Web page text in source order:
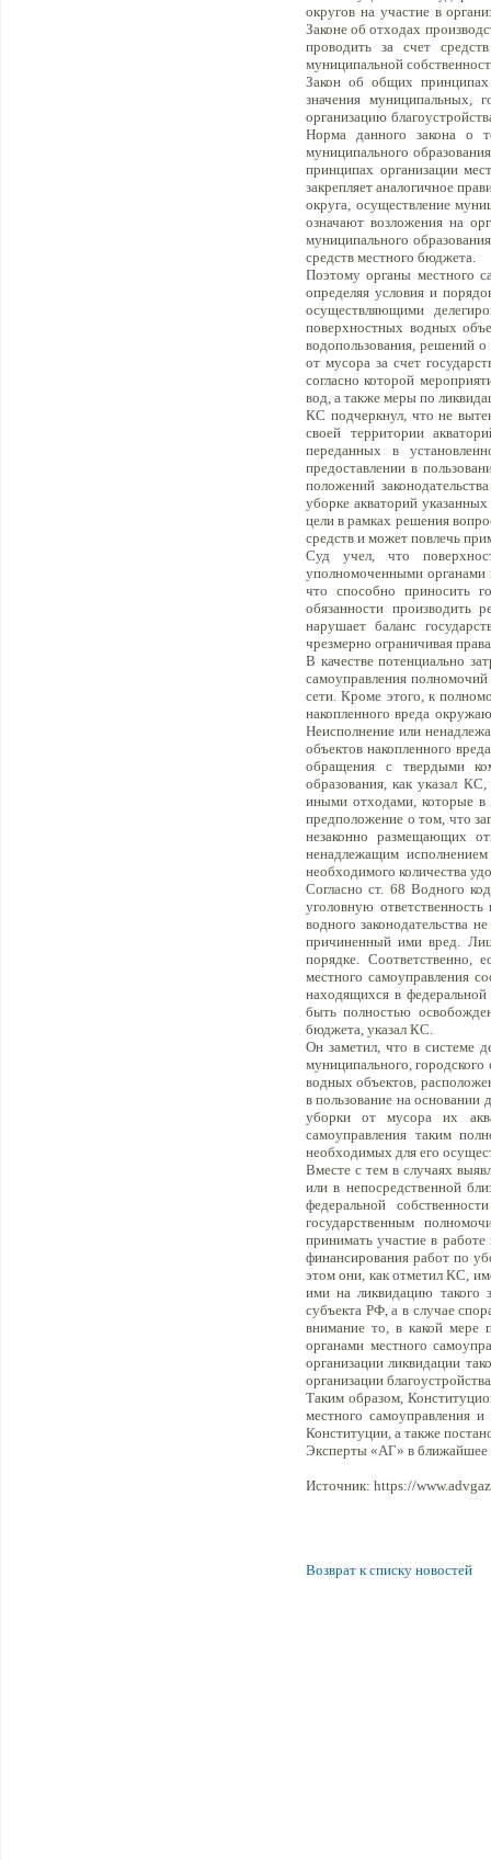
округов на участие в
Законе об отходах
проводить за счет
муниципальной
Закон об общих принципах
значения муниципальных,
организацию
Норма данного закона о
муниципального
принципах организации
закрепляет аналогичное
округа, осуществление
означают возложения на
муниципального
средств местного бюджета.
Поэтому органы местного
определяя условия и
осуществляющими
поверхностных водных
водопользования, решений о
от мусора за счет
согласно которой
вод, а также меры по
КС подчеркнул, что не
своей территории
переданных в
предоставлении в
положений
уборке акваторий
цели в рамках решения
средств и может повлечь
Суд учел, что
уполномоченными органами
что способно приносить
обязанности производить
нарушает баланс
чрезмерно ограничивая
В качестве потенциально
самоуправления
сети. Кроме этого, к
накопленного вреда
Неисполнение или
объектов накопленного
обращения с твердыми
образования, как указал
иными отходами, которые в
предположение о том, что
незаконно размещающих
ненадлежащим
необходимого количества
Согласно ст. 68 Водного
уголовную
водного законодательства
причиненный ими вред.
порядке. Соответственно,
местного самоуправления
находящихся в
быть полностью
бюджета, указал КС.
Он заметил, что в системе
муниципального,
водных объектов,
в пользование на основании
уборки от мусора их
самоуправления таким
необходимых для его
Вместе с тем в случаях
или в непосредственной
федеральной
государственным
принимать участие в
финансирования работ по
этом они, как отметил КС,
ими на ликвидацию такого
субъекта РФ, а в случае
внимание то, в какой мере
органами местного
организации ликвидации
организации
Таким образом,
местного самоуправления
Конституции, а также
Эксперты «АГ» в ближайшее
Источник: https://
Возврат к списку новостей